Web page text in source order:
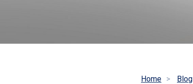
Home Blog